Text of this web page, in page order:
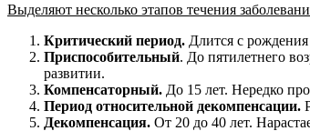
Выделяют несколько этапов течения
Критический период. Длится с
Приспособительный. До пятилетнего
развитии.
Компенсаторный. До 15 лет. Нередко
Период относительной декомпенсации.
Декомпенсация. От 20 до 40 лет.